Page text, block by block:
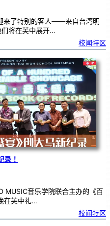
来了特别的客人——来自台湾明
将在芙中展开…
校闻特区
录！
MUSIC音乐学院联合主办的《百
在芙中礼…
校闻特区